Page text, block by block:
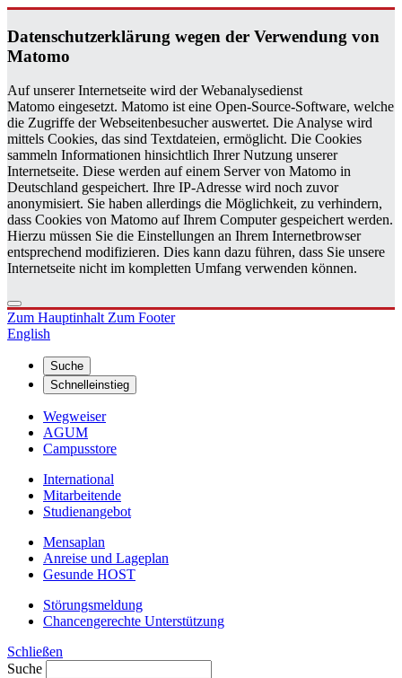
Da­ten­schutz­er­klä­rung wegen der Ver­wen­dung von
Ma­to­mo
Auf unserer Internetseite wird der Webanalysedienst
Matomo eingesetzt. Matomo ist eine Open-Source-Software, welche
die Zugriffe der Webseitenbesucher auswertet. Die Analyse wird
mittels Cookies, das sind Textdateien, ermöglicht. Die Cookies
sammeln Informationen hinsichtlich Ihrer Nutzung unserer
Internetseite. Diese werden auf einem Server von Matomo in
Deutschland gespeichert. Ihre IP-Adresse wird noch zuvor
anonymisiert. Sie haben allerdings die Möglichkeit, zu verhindern,
dass Cookies von Matomo auf Ihrem Computer gespeichert werden.
Hierzu müssen Sie die Einstellungen an Ihrem Internetbrowser
entsprechend modifizieren. Dies kann dazu führen, dass Sie unsere
Internetseite nicht im kompletten Umfang verwenden können.
Zum HauptinhaltZum Footer
English
Suche
Schnelleinstieg
Wegweiser
AGUM
Campusstore
International
Mitarbeitende
Studienangebot
Mensaplan
Anreise und Lageplan
Gesunde HOST
Störungsmeldung
Chancengerechte Unterstützung
Schließen
Suche